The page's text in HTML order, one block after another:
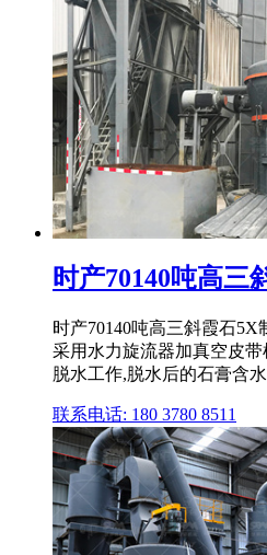
时产70140吨高三
时产70140吨高三斜霞石
采用水力旋流器加真空皮
脱水工作,脱水后的石膏含水
联系电话: 180 3780 8511